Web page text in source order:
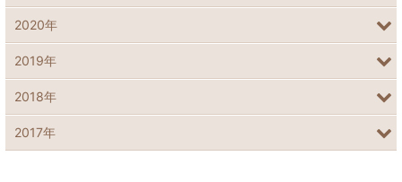
2020年
2019年
2018年
2017年